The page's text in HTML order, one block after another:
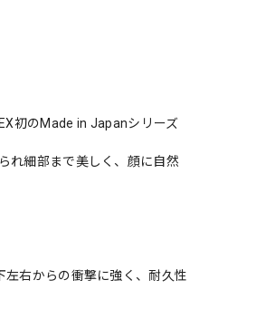
初のMade in Japanシリーズ
れ細部まで美しく、顔に自然
右からの衝撃に強く、耐久性